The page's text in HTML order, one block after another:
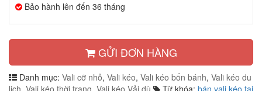
Bảo hành lên đến 36 tháng
GỬI ĐƠN HÀNG
Danh mục: Vali cỡ nhỏ, Vali kéo, Vali kéo bốn bánh, Vali kéo du